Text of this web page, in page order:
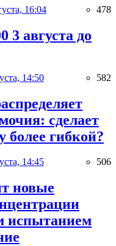
16:04 478
3 августа до
14:50 582
сделает
более гибкой?
14:45 506
новые
испытанием